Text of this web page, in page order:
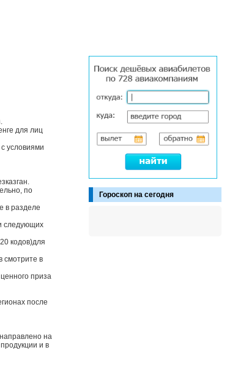
для лиц
условиями
по
в разделе
следующих
кодов)для
смотрите в
приза
после
на
и в
Гороскоп на сегодня